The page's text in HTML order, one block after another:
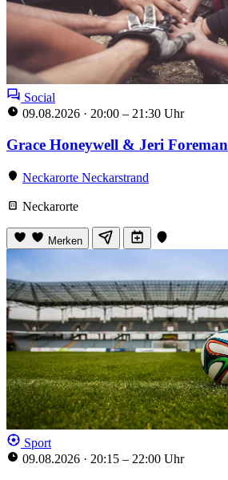
Social
09.08.2026 · 20:00 – 21:30 Uhr
Grace Honeywell & Jeri Foreman
Neckarorte Neckarstrand
Neckarorte
Merken
Sport
09.08.2026 · 20:15 – 22:00 Uhr